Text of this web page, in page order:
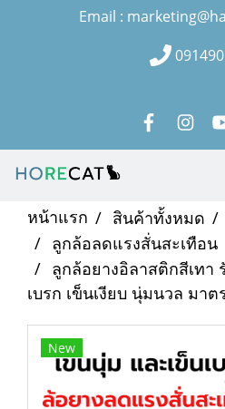
Email :
หน้าแรก สินค้าทั้งหมด
ลูกล้อลดแรงสั่นสะเทือน
ลูกล้อยางอิลาสติกสีเทา
เบรก เข็นเงียบ นุ่มนวล มาต
New